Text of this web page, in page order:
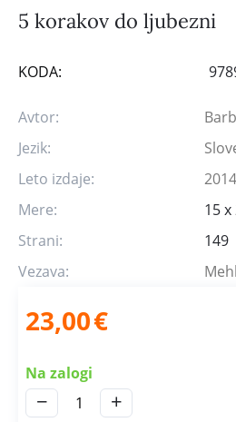
5 korakov do ljubezni
KODA:
Avtor:
Jezik:
Leto izdaje:
2014
Mere:
15 x
Strani:
149
Vezava:
23,00€
Na zalogi
+
−